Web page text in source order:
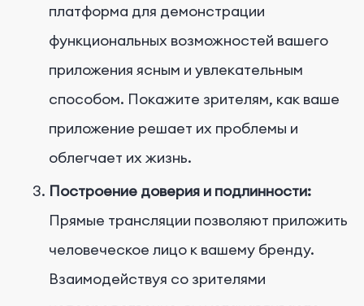
платформа для демонстрации
функциональных возможностей вашего
приложения ясным и увлекательным
способом. Покажите зрителям, как ваше
приложение решает их проблемы и
облегчает их жизнь.
Построение доверия и подлинности:
Прямые трансляции позволяют приложить
человеческое лицо к вашему бренду.
Взаимодействуя со зрителями